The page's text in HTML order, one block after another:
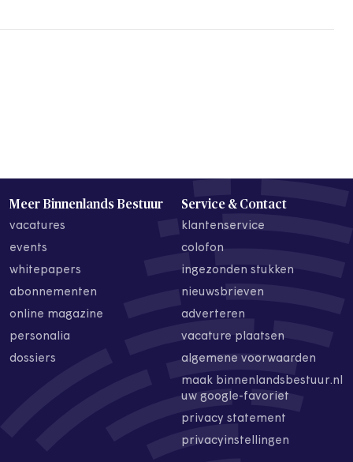
Meer Binnenlands Bestuur
vacatures
events
whitepapers
abonnementen
online magazine
personalia
dossiers
Service & Contact
klantenservice
colofon
ingezonden stukken
nieuwsbrieven
adverteren
vacature plaatsen
algemene voorwaarden
maak binnenlandsbestuur.nl
uw google-favoriet
privacy statement
privacyinstellingen